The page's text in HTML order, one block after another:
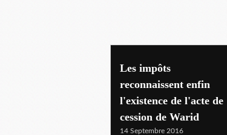
antoine ngakosso
Les impôts
reconnaissent enfin
l'existence de l'acte de
cession de Warid
14 Septembre 2016